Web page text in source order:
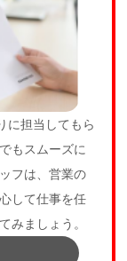
に担当してもら
もスムーズに
フは、営業の
して仕事を任
みましょう。